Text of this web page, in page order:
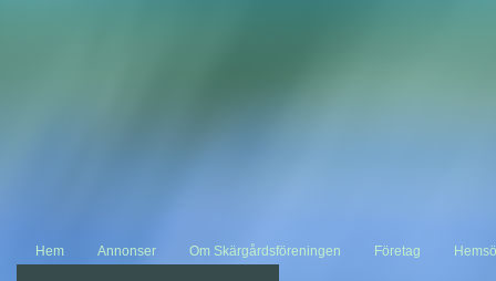
Hem Annonser Om Skärgårdsföreningen Företag